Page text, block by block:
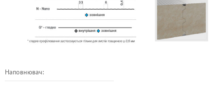
Наповнювач: